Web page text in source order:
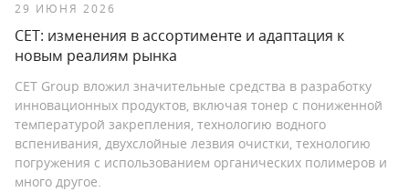
29 ИЮНЯ 2026
CET: изменения в ассортименте и адаптация к
новым реалиям рынка
CET Group вложил значительные средства в разработку
инновационных продуктов, включая тонер с пониженной
температурой закрепления, технологию водного
вспенивания, двухслойные лезвия очистки, технологию
погружения с использованием органических полимеров и
много другое.